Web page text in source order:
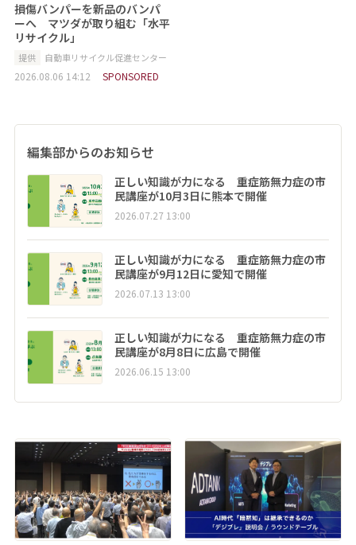
損傷バンパーを新品のバンパ
ーへ マツダが取り組む「水平
リサイクル」
提供 自動車リサイクル促進センター
2026.08.06 14:12 SPONSORED
編集部からのお知らせ
正しい知識が力になる 重症筋無力症の市
民講座が10月3日に熊本で開催
2026.07.27 13:00
正しい知識が力になる 重症筋無力症の市
民講座が9月12日に愛知で開催
2026.07.13 13:00
正しい知識が力になる 重症筋無力症の市
民講座が8月8日に広島で開催
2026.06.15 13:00